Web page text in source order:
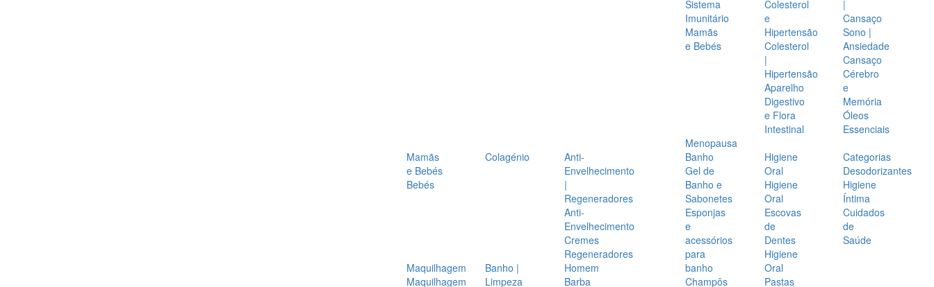
Sistema
Imunitário
Mamãs
e Bebés
Colesterol
e
Hipertensão
Colesterol
|
Hipertensão
Aparelho
Digestivo
e Flora
Intestinal
|
Cansaço
Sono |
Ansiedade
Cansaço
Cérebro
e
Memória
Óleos
Essenciais
Menopausa
Mamãs
e Bebés
Bebés
Colagénio
Anti-
Envelhecimento
|
Regeneradores
Anti-
Envelhecimento
Cremes
Regeneradores
Maquilhagem
Maquilhagem
Banho |
Limpeza
Homem
Barba
Banho
Gel de
Banho e
Sabonetes
Esponjas
e
acessórios
para
banho
Champôs
Higiene
Oral
Higiene
Oral
Escovas
de
Dentes
Higiene
Oral
Pastas
Categorias
Desodorizantes
Higiene
Íntima
Cuidados
de
Saúde